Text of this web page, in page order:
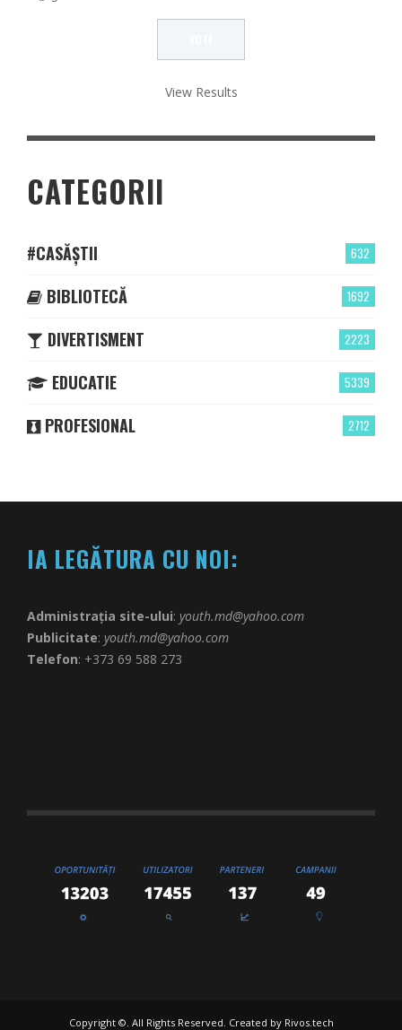
View Results
CATEGORII
632
#CASĂȘTII
1692
BIBLIOTECĂ
2223
DIVERTISMENT
5339
EDUCATIE
2712
PROFESIONAL
IA LEGĂTURA CU NOI:
Administrația site-ului: youth.md@yahoo.com
Publicitate: youth.md@yahoo.com
Telefon: +373 69 588 273
Copyright ©. All Rights Reserved. Created by Rivos.tech